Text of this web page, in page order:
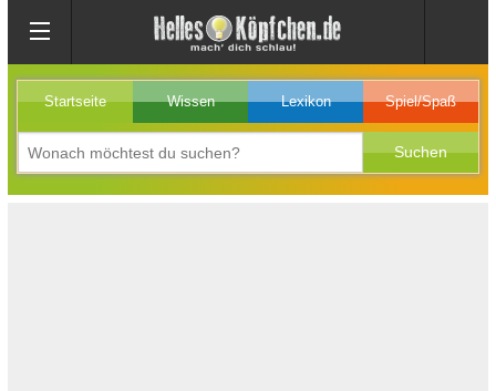
Startseite Wissen Lexikon Spiel/Spaß